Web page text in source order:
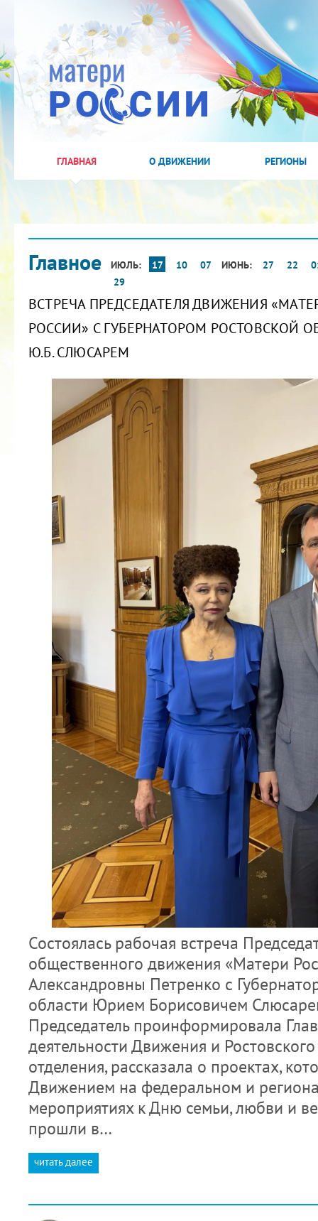
ГЛАВНАЯ О ДВИЖЕНИИ РЕГИОНЫ
Главное ИЮЛЬ: 17 10 07 ИЮНЬ: 27 22
29
ВСТРЕЧА ПРЕДСЕДАТЕЛЯ ДВИЖЕНИЯ
РОССИИ» С ГУБЕРНАТОРОМ РОСТОВСКОЙ
Ю.Б. СЛЮСАРЕМ
Состоялась рабочая встреча
общественного движения «Матери
Александровны Петренко с
области Юрием Борисовичем
Председатель проинформировала
деятельности Движения и
отделения, рассказала о проектах,
Движением на федеральном и
мероприятиях к Дню семьи, любви и
прошли в…
читать далее